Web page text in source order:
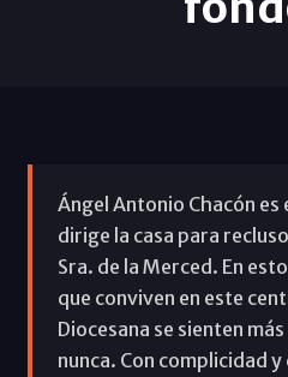
Ángel Antonio Chacón es
dirige la casa para
Sra. de la Merced. En
que conviven en este
Diocesana se sienten
nunca. Con complicidad